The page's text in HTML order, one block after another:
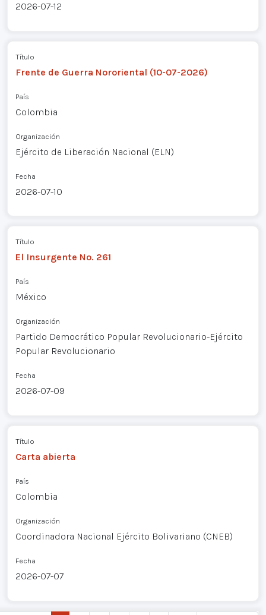
2026-07-12
Título
Frente de Guerra Nororiental (10-07-2026)
País
Colombia
Organización
Ejército de Liberación Nacional (ELN)
Fecha
2026-07-10
Título
El Insurgente No. 261
País
México
Organización
Partido Democrático Popular Revolucionario-Ejército
Popular Revolucionario
Fecha
2026-07-09
Título
Carta abierta
País
Colombia
Organización
Coordinadora Nacional Ejército Bolivariano (CNEB)
Fecha
2026-07-07